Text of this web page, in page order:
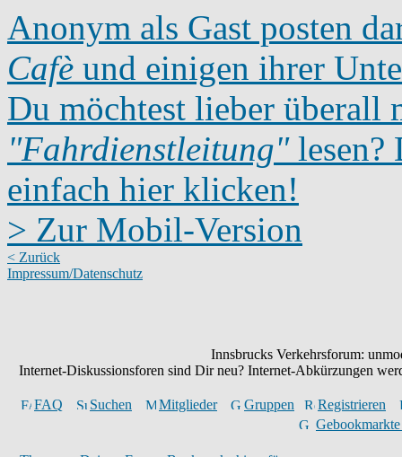
Anonym als Gast posten
Cafè und einigen ihrer
Du möchtest lieber überall
"Fahrdienstleitung"lesen?
einfach hier klicken!
> Zur Mobil-Version
< Zurück
Impressum/Datenschutz
Innsbrucks Verkehrsforum:
Internet-Diskussionsforen sind Dir neu? Internet-Abkürzungen
FAQ Suchen Mitglieder Gruppen
Registrieren